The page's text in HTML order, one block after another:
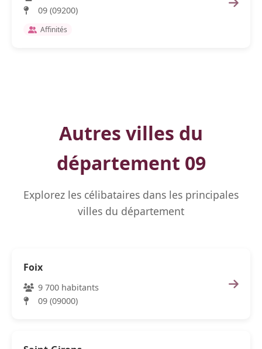
09 (09200)
Affinités
Autres villes du
département 09
Explorez les célibataires dans les principales
villes du département
Foix
9 700 habitants
09 (09000)